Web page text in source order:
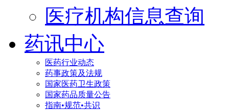
医疗机构信息查询
药讯中心
医药行业动态
药事政策及法规
国家医药卫生政策
国家药品质量公告
指南•规范•共识